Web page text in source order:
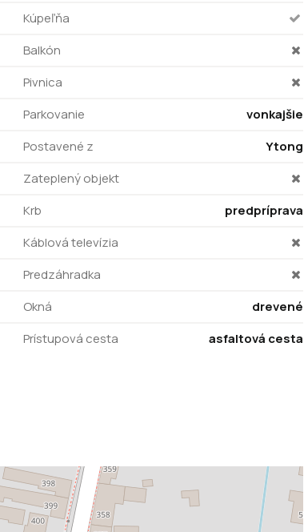
Kúpeľňa
Balkón
Pivnica
Parkovanie
vonkajšie
Postavené z
Ytong
Zateplený objekt
Krb
predpríprava
Káblová televízia
Predzáhradka
Okná
drevené
Prístupová cesta asfaltová cesta